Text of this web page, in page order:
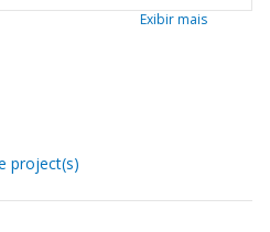
Exibir mais
project(s)